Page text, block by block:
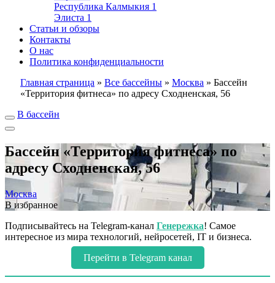
Республика Калмыкия 1
Элиста 1
Статьи и обзоры
Контакты
О нас
Политика конфиденциальности
Главная страница » Все бассейны » Москва » Бассейн
«Территория фитнеса» по адресу Сходненская, 56
В бассейн
Бассейн «Территория фитнеса» по
адресу Сходненская, 56
Москва
В избранное
Подписывайтесь на Telegram-канал Генережка! Самое
интересное из мира технологий, нейросетей, IT и бизнеса.
Перейти в Telegram канал